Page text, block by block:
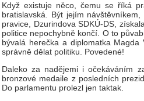
Když existuje něco, čemu se říká
bratislavská. Být jejím
pravice, Dzurindova SDKÚ-DS,
politice nepochybně končí. O to
bývalá herečka a diplomatka
správně dělat politiku. Povedené!
Daleko za nadějemi i očekáváním
bronzové medaile z posledních
Do parlamentu prolezl jen taktak.